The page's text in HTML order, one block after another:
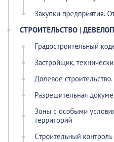
Закупки предприятия.
СТРОИТЕЛЬСТВО |
Градостроительный
Застройщик,
Долевое
Разрешительная
Зоны с особыми
территорий
Строительный контроль